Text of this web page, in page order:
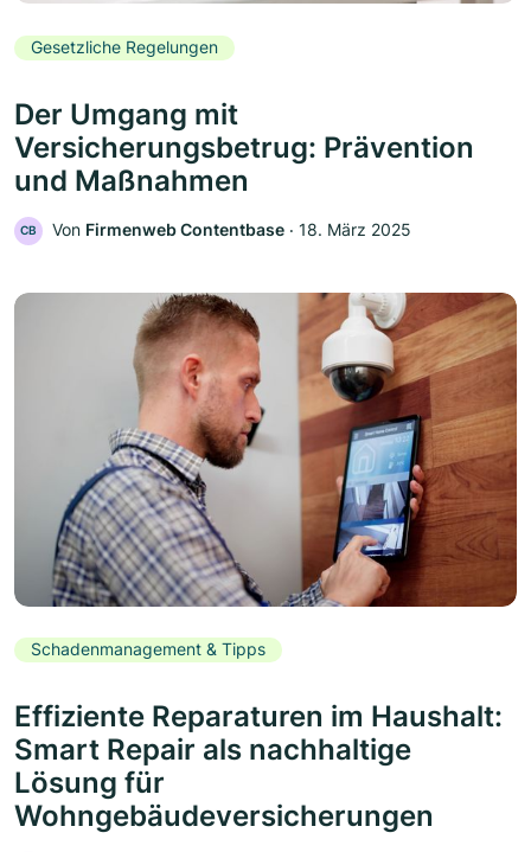
Gesetzliche Regelungen
Der Umgang mit
Versicherungsbetrug: Prävention
und Maßnahmen
CB Von Firmenweb Contentbase ‧ 18. März 2025
Schadenmanagement & Tipps
Effiziente Reparaturen im Haushalt:
Smart Repair als nachhaltige
Lösung für
Wohngebäudeversicherungen